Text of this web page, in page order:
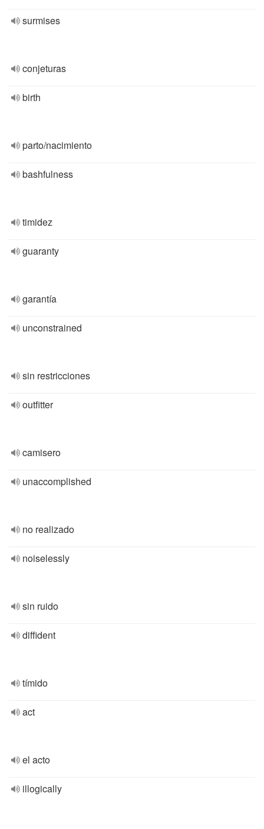
surmises
conjeturas
birth
parto/nacimiento
bashfulness
timidez
guaranty
garantía
unconstrained
sin restricciones
outfitter
camisero
unaccomplished
no realizado
noiselessly
sin ruido
diffident
tímido
act
el acto
illogically